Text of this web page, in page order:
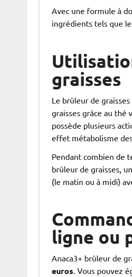
Avec une formule à
ingrédients tels que
graisses
Le brûleur de
graisses grâce au thé
possède plusieurs
effet métabolisme
Pendant combien de
brûleur de graisses,
(le matin ou à midi)
ligne ou
Anaca3+ brûleur de
euros . Vous pouvez